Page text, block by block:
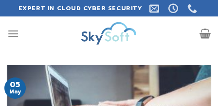
to
content
EXPERT IN CLOUD CYBER SECURITY
05
May